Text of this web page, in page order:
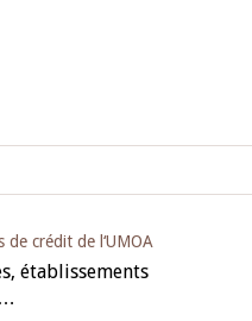
crédit de l‘UMOA
établissements